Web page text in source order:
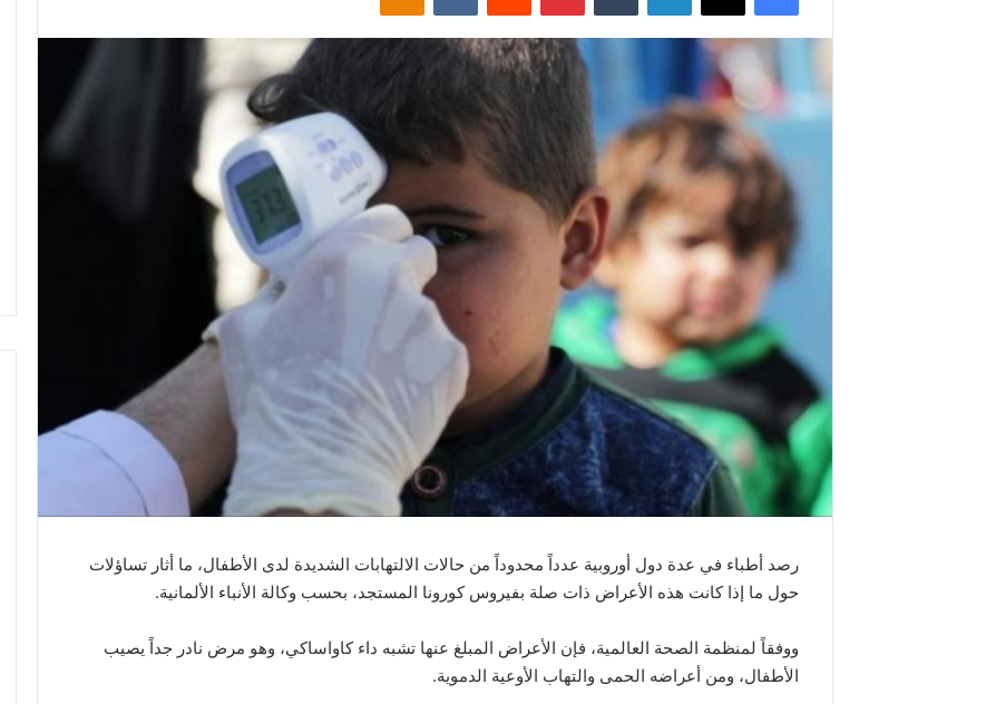
رصد أطباء في عدة دول أوروبية عدداً محدوداً من حالات الالتهابات الشديدة لدى الأطفال، ما أثار تساؤلات
حول ما إذا كانت هذه الأعراض ذات صلة بفيروس كورونا المستجد، بحسب وكالة الأنباء الألمانية.
ووفقاً لمنظمة الصحة العالمية، فإن الأعراض المبلغ عنها تشبه داء كاواساكي، وهو مرض نادر جداً يصيب
الأطفال، ومن أعراضه الحمى والتهاب الأوعية الدموية.